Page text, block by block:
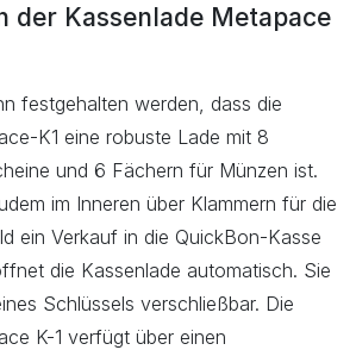
der Kassenlade Metapace
festgehalten werden, dass die
K1 eine robuste Lade mit 8
und 6 Fächern für Münzen ist.
im Inneren über Klammern für die
ein Verkauf in die QuickBon-Kasse
die Kassenlade automatisch. Sie
Schlüssels verschließbar. Die
K-1 verfügt über einen